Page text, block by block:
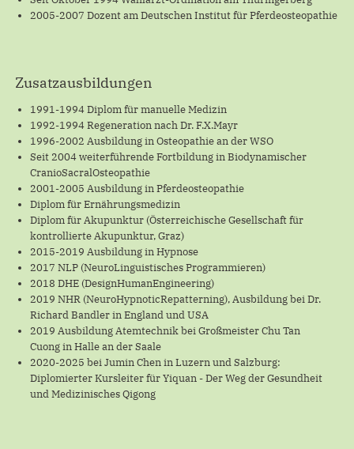
2005-2007 Dozent am Deutschen Institut für Pferdeosteopathie
Zusatzausbildungen
1991-1994 Diplom für manuelle Medizin
1992-1994 Regeneration nach Dr. F.X.Mayr
1996-2002 Ausbildung in Osteopathie an der WSO
Seit 2004 weiterführende Fortbildung in Biodynamischer
CranioSacralOsteopathie
2001-2005 Ausbildung in Pferdeosteopathie
Diplom für Ernährungsmedizin
Diplom für Akupunktur (Österreichische Gesellschaft für
kontrollierte Akupunktur, Graz)
2015-2019 Ausbildung in Hypnose
2017 NLP (NeuroLinguistisches Programmieren)
2018 DHE (DesignHumanEngineering)
2019 NHR (NeuroHypnoticRepatterning), Ausbildung bei Dr.
Richard Bandler in England und USA
2019 Ausbildung Atemtechnik bei Großmeister Chu Tan
Cuong in Halle an der Saale
2020-2025 bei Jumin Chen in Luzern und Salzburg:
Diplomierter Kursleiter für Yiquan - Der Weg der Gesundheit
und Medizinisches Qigong